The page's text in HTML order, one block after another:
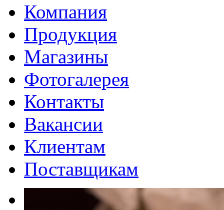
Компания
Продукция
Магазины
Фотогалерея
Контакты
Вакансии
Клиентам
Поставщикам